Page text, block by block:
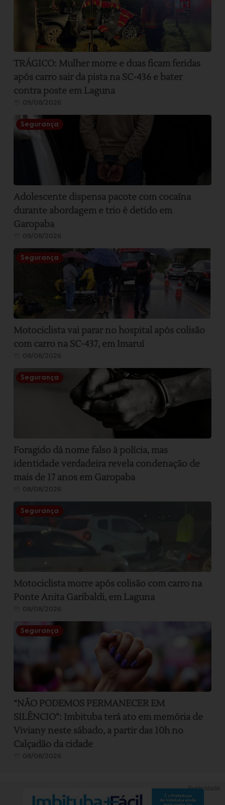
TRÁGICO: Mulher morre e duas ficam feridas
após carro sair da pista na SC-436 e bater
contra poste em Laguna
09/08/2026
Segurança
Adolescente dispensa pacote com cocaína
durante abordagem e trio é detido em
Garopaba
09/08/2026
Segurança
Motociclista vai parar no hospital após colisão
com carro na SC-437, em Imaruí
08/08/2026
Segurança
Foragido dá nome falso à polícia, mas
identidade verdadeira revela condenação de
mais de 17 anos em Garopaba
08/08/2026
Segurança
Motociclista morre após colisão com carro na
Ponte Anita Garibaldi, em Laguna
08/08/2026
Segurança
“NÃO PODEMOS PERMANECER EM
SILÊNCIO”: Imbituba terá ato em memória de
Viviany neste sábado, a partir das 10h no
Calçadão da cidade
08/08/2026
Publicidade